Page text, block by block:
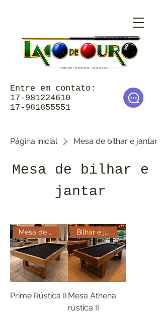
Entre em contato:
17-981224610
17-981855551
Página inicial Mesa de bilhar e jantar
Mesa de bilhar e
jantar
Mesa de bilhar e jantar Rústic
Prime Rústica II
Bilhar e jantar Rustica
Mesa Athena
rústica II